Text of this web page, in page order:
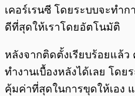
เคอร์เรนซี โดยระบบจะทำ
ดีที่สุดให้เราโดยอัตโนมัติ
หลังจากติดตั้งเรียบร้อยแล้
ทำงานเบื้องหลังได้เลย โดย
คุ้มค่าที่สุดในการขุดให้เอง